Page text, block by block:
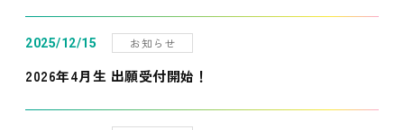
2025/12/15 お知らせ
2026年4月生 出願受付開始！